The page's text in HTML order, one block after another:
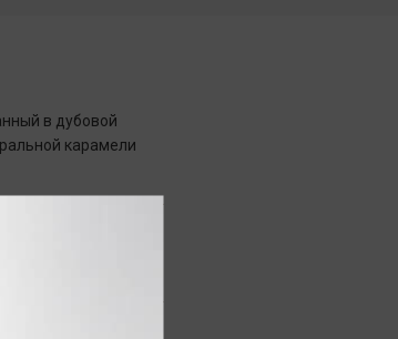
в дубовой
карамели